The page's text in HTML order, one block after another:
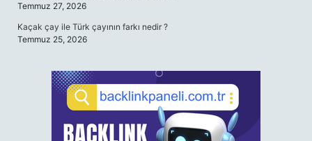
Temmuz 27, 2026
Kaçak çay ile Türk çayının farkı nedir ?
Temmuz 25, 2026